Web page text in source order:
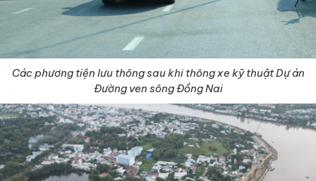
Các phương tiện lưu thông sau khi thông xe kỹ thuật Dự án
Đường ven sông Đồng Nai